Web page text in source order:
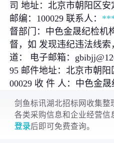
司 地址：北京市朝阳区
邮编：100029 联系人：
督部门：中色金晟纪检机
督，如 发现违纪违法线
道： 电子邮箱：
95 邮件地址：北京市朝
00029 收 件 人：中色金晟
剑鱼标讯湖北招标网收集整
各类采购信息和企业经营信
登录后即可免费查询。